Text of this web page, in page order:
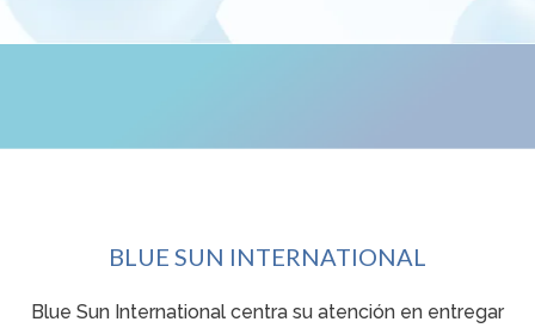
BLUE SUN INTERNATIONAL
Blue Sun International centra su atención en entregar